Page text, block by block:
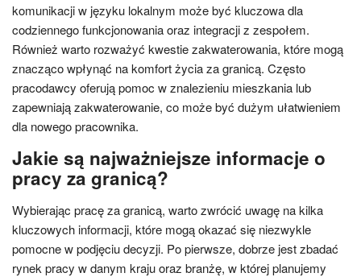
komunikacji w języku lokalnym może być kluczowa dla
codziennego funkcjonowania oraz integracji z zespołem.
Również warto rozważyć kwestie zakwaterowania, które mogą
znacząco wpłynąć na komfort życia za granicą. Często
pracodawcy oferują pomoc w znalezieniu mieszkania lub
zapewniają zakwaterowanie, co może być dużym ułatwieniem
dla nowego pracownika.
Jakie są najważniejsze informacje o
pracy za granicą?
Wybierając pracę za granicą, warto zwrócić uwagę na kilka
kluczowych informacji, które mogą okazać się niezwykle
pomocne w podjęciu decyzji. Po pierwsze, dobrze jest zbadać
rynek pracy w danym kraju oraz branżę, w której planujemy